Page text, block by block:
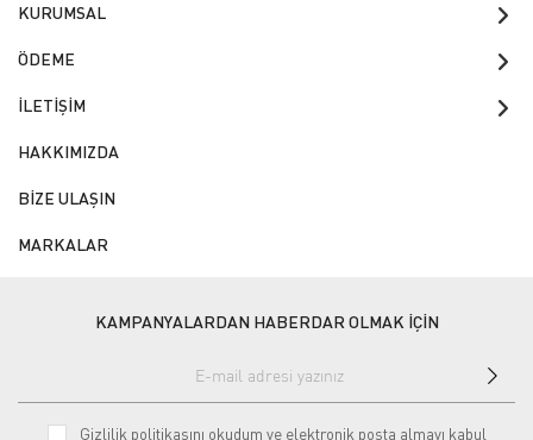
KURUMSAL
ÖDEME
İLETİŞİM
HAKKIMIZDA
BİZE ULAŞIN
MARKALAR
KAMPANYALARDAN HABERDAR OLMAK İÇİN
Gizlilik politikasını okudum ve elektronik posta almayı kabul